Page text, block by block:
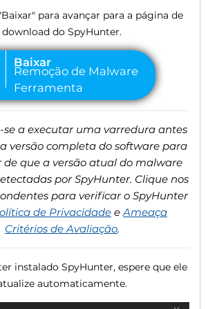
para avançar para a página de
download do SpyHunter.
se a executar uma varredura antes
versão completa do software para
de que a versão atual do malware
por SpyHunter. Clique nos
para verificar o SpyHunter
de PrivacidadeeAmeaça
Critérios de Avaliação.
instalado SpyHunter, espere que ele
automaticamente.